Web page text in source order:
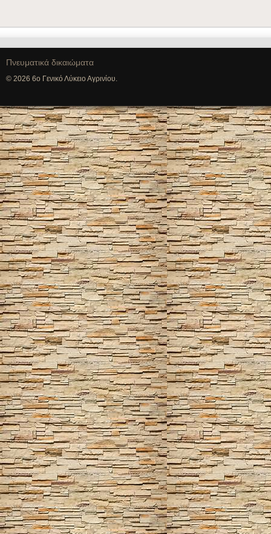
Πνευματικά δικαιώματα
© 2026 6ο Γενικό Λύκειο Αγρινίου.